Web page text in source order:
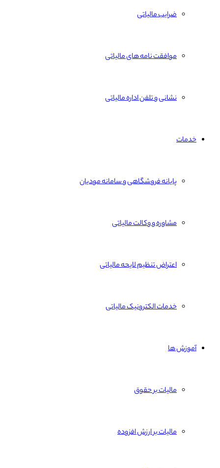
ضرایب مالیاتی
موافقت نامه های مالیاتی
نشانی و تلفن اداره مالیاتی
خدمات
پایانه فروشگاهی و سامانه مودیان
مشاوره و وکالت مالیاتی
اعتراض تنظیم لایحه مالیاتی
خدمات الکترونیک مالیاتی
آموزش ها
مالیات بر حقوق
مالیات بر ارزش افزوده